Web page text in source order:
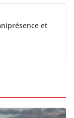
et